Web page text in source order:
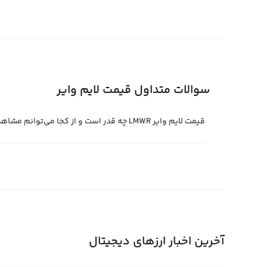
همراه قیمت لحظه ای لایم وایر برای فروش تعیین می‌کند و
پرطرفدارترینهاست که توانسته است جایگاه خود را در
سوالات متداول قیمت لایم وایر
قیمت لایم وایر LMWR چه قدر است و از کجا می‌توانم مشاهده کنم؟
آخرین اخبار ارزهای دیجیتال